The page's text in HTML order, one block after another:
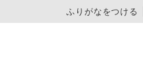
ふりがなをつける